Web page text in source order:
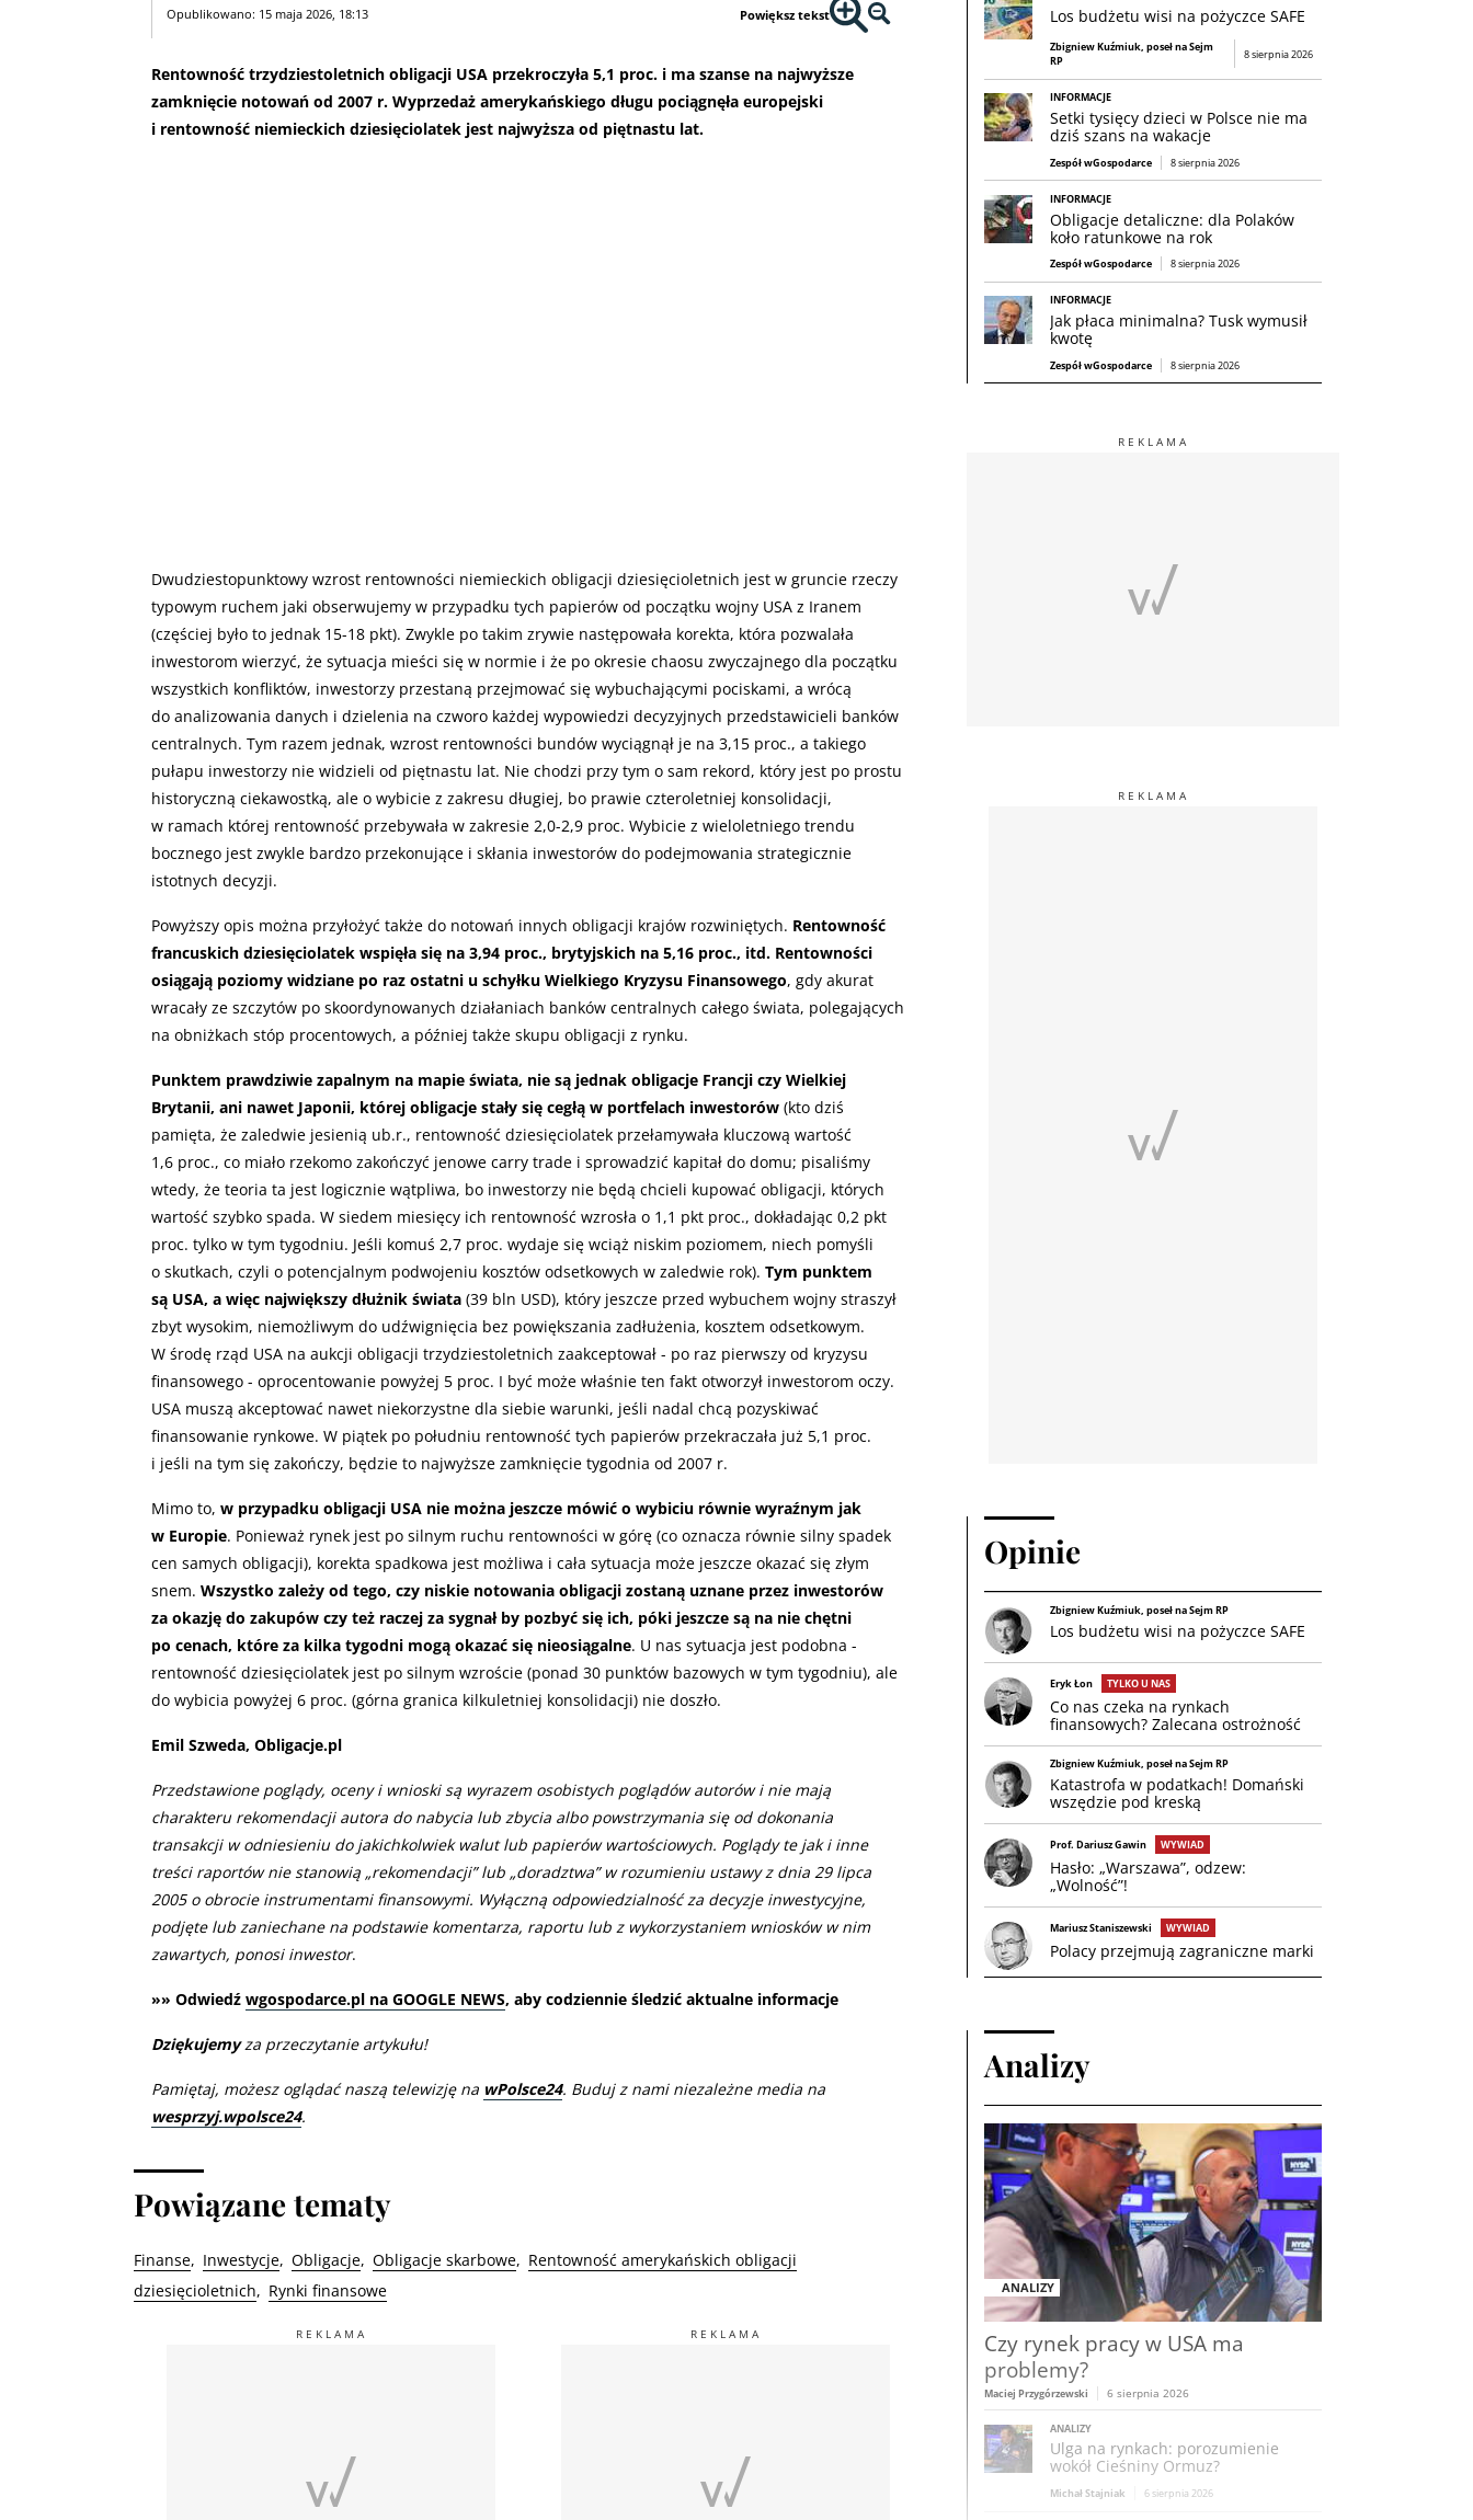
Opublikowano: 15 maja 2026, 18:13 Powiększ tekst
Rentowność trzydziestoletnich obligacji USA przekroczyła 5,1 proc. i ma szanse na najwyższe
zamknięcie notowań od 2007 r. Wyprzedaż amerykańskiego długu pociągnęła europejski
i rentowność niemieckich dziesięciolatek jest najwyższa od piętnastu lat.
Dwudziestopunktowy wzrost rentowności niemieckich obligacji dziesięcioletnich jest w gruncie rzeczy
typowym ruchem jaki obserwujemy w przypadku tych papierów od początku wojny USA z Iranem
(częściej było to jednak 15-18 pkt). Zwykle po takim zrywie następowała korekta, która pozwalała
inwestorom wierzyć, że sytuacja mieści się w normie i że po okresie chaosu zwyczajnego dla początku
wszystkich konfliktów, inwestorzy przestaną przejmować się wybuchającymi pociskami, a wrócą
do analizowania danych i dzielenia na czworo każdej wypowiedzi decyzyjnych przedstawicieli banków
centralnych. Tym razem jednak, wzrost rentowności bundów wyciągnął je na 3,15 proc., a takiego
pułapu inwestorzy nie widzieli od piętnastu lat. Nie chodzi przy tym o sam rekord, który jest po prostu
historyczną ciekawostką, ale o wybicie z zakresu długiej, bo prawie czteroletniej konsolidacji,
w ramach której rentowność przebywała w zakresie 2,0-2,9 proc. Wybicie z wieloletniego trendu
bocznego jest zwykle bardzo przekonujące i skłania inwestorów do podejmowania strategicznie
istotnych decyzji.
Powyższy opis można przyłożyć także do notowań innych obligacji krajów rozwiniętych. Rentowność
francuskich dziesięciolatek wspięła się na 3,94 proc., brytyjskich na 5,16 proc., itd. Rentowności
osiągają poziomy widziane po raz ostatni u schyłku Wielkiego Kryzysu Finansowego, gdy akurat
wracały ze szczytów po skoordynowanych działaniach banków centralnych całego świata, polegających
na obniżkach stóp procentowych, a później także skupu obligacji z rynku.
Punktem prawdziwie zapalnym na mapie świata, nie są jednak obligacje Francji czy Wielkiej
Brytanii, ani nawet Japonii, której obligacje stały się cegłą w portfelach inwestorów (kto dziś
pamięta, że zaledwie jesienią ub.r., rentowność dziesięciolatek przełamywała kluczową wartość
1,6 proc., co miało rzekomo zakończyć jenowe carry trade i sprowadzić kapitał do domu; pisaliśmy
wtedy, że teoria ta jest logicznie wątpliwa, bo inwestorzy nie będą chcieli kupować obligacji, których
wartość szybko spada. W siedem miesięcy ich rentowność wzrosła o 1,1 pkt proc., dokładając 0,2 pkt
proc. tylko w tym tygodniu. Jeśli komuś 2,7 proc. wydaje się wciąż niskim poziomem, niech pomyśli
o skutkach, czyli o potencjalnym podwojeniu kosztów odsetkowych w zaledwie rok). Tym punktem
są USA, a więc największy dłużnik świata (39 bln USD), który jeszcze przed wybuchem wojny straszył
zbyt wysokim, niemożliwym do udźwignięcia bez powiększania zadłużenia, kosztem odsetkowym.
W środę rząd USA na aukcji obligacji trzydziestoletnich zaakceptował - po raz pierwszy od kryzysu
finansowego - oprocentowanie powyżej 5 proc. I być może właśnie ten fakt otworzył inwestorom oczy.
USA muszą akceptować nawet niekorzystne dla siebie warunki, jeśli nadal chcą pozyskiwać
finansowanie rynkowe. W piątek po południu rentowność tych papierów przekraczała już 5,1 proc.
i jeśli na tym się zakończy, będzie to najwyższe zamknięcie tygodnia od 2007 r.
Mimo to, w przypadku obligacji USA nie można jeszcze mówić o wybiciu równie wyraźnym jak
w Europie. Ponieważ rynek jest po silnym ruchu rentowności w górę (co oznacza równie silny spadek
cen samych obligacji), korekta spadkowa jest możliwa i cała sytuacja może jeszcze okazać się złym
snem. Wszystko zależy od tego, czy niskie notowania obligacji zostaną uznane przez inwestorów
za okazję do zakupów czy też raczej za sygnał by pozbyć się ich, póki jeszcze są na nie chętni
po cenach, które za kilka tygodni mogą okazać się nieosiągalne. U nas sytuacja jest podobna -
rentowność dziesięciolatek jest po silnym wzroście (ponad 30 punktów bazowych w tym tygodniu), ale
do wybicia powyżej 6 proc. (górna granica kilkuletniej konsolidacji) nie doszło.
Emil Szweda, Obligacje.pl
Przedstawione poglądy, oceny i wnioski są wyrazem osobistych poglądów autorów i nie mają
charakteru rekomendacji autora do nabycia lub zbycia albo powstrzymania się od dokonania
transakcji w odniesieniu do jakichkolwiek walut lub papierów wartościowych. Poglądy te jak i inne
treści raportów nie stanowią „rekomendacji” lub „doradztwa” w rozumieniu ustawy z dnia 29 lipca
2005 o obrocie instrumentami finansowymi. Wyłączną odpowiedzialność za decyzje inwestycyjne,
podjęte lub zaniechane na podstawie komentarza, raportu lub z wykorzystaniem wniosków w nim
zawartych, ponosi inwestor.
»» Odwiedź wgospodarce.pl na GOOGLE NEWS, aby codziennie śledzić aktualne informacje
Dziękujemyza przeczytanie artykułu!
Pamiętaj, możesz oglądać naszą telewizję na wPolsce24. Buduj z nami niezależne media na
wesprzyj.wpolsce24.
Powiązane tematy
Finanse Inwestycje Obligacje Obligacje skarbowe
Rentowność amerykańskich obligacji
dziesięcioletnich
Rynki finansowe
Los budżetu wisi na pożyczce SAFE
Zbigniew Kuźmiuk, poseł na Sejm
RP
8 sierpnia 2026
INFORMACJE
Setki tysięcy dzieci w Polsce nie ma
dziś szans na wakacje
Zespół wGospodarce 8 sierpnia 2026
INFORMACJE
Obligacje detaliczne: dla Polaków
koło ratunkowe na rok
Zespół wGospodarce 8 sierpnia 2026
INFORMACJE
Jak płaca minimalna? Tusk wymusił
kwotę
Zespół wGospodarce 8 sierpnia 2026
Opinie
Zbigniew Kuźmiuk, poseł na Sejm RP
Los budżetu wisi na pożyczce SAFE
Eryk Łon TYLKO U NAS
Co nas czeka na rynkach
finansowych? Zalecana ostrożność
Zbigniew Kuźmiuk, poseł na Sejm RP
Katastrofa w podatkach! Domański
wszędzie pod kreską
Prof. Dariusz Gawin WYWIAD
Hasło: „Warszawa”, odzew:
„Wolność”!
Mariusz Staniszewski WYWIAD
Polacy przejmują zagraniczne marki
Analizy
ANALIZY
Czy rynek pracy w USA ma
problemy?
Maciej Przygórzewski 6 sierpnia 2026
ANALIZY
Ulga na rynkach: porozumienie
wokół Cieśniny Ormuz?
Michał Stajniak 6 sierpnia 2026